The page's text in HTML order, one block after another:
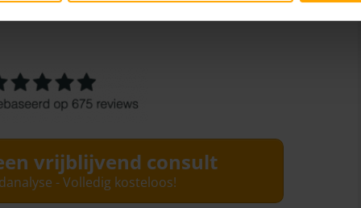
heeft gegeven, kunnen wij dit natuurlijk
vrijblijvend consult
- Volledig kosteloos!